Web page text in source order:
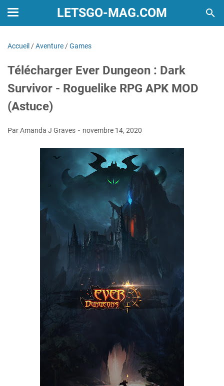
LETSGO-MAG.COM
Accueil /Aventure /Games
Télécharger Ever Dungeon : Dark
Survivor - Roguelike RPG APK MOD
(Astuce)
Par Amanda J Graves novembre 14, 2020